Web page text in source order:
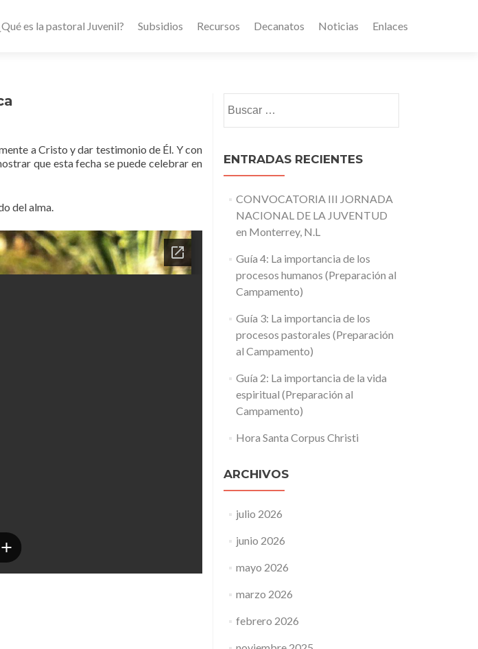
es la pastoral Juvenil? Subsidios Recursos Decanatos Noticias Enlaces
a Cristo y dar testimonio de Él. Y con
que esta fecha se puede celebrar en
del alma.
ENTRADAS RECIENTES
CONVOCATORIA III JORNADA
NACIONAL DE LA JUVENTUD
en Monterrey, N.L
Guía 4: La importancia de los
procesos humanos (Preparación al
Campamento)
Guía 3: La importancia de los
procesos pastorales (Preparación
al Campamento)
Guía 2: La importancia de la vida
espiritual (Preparación al
Campamento)
Hora Santa Corpus Christi
ARCHIVOS
julio 2026
junio 2026
mayo 2026
marzo 2026
febrero 2026